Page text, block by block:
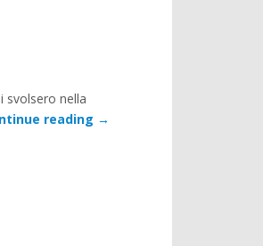
svolsero nella
reading →